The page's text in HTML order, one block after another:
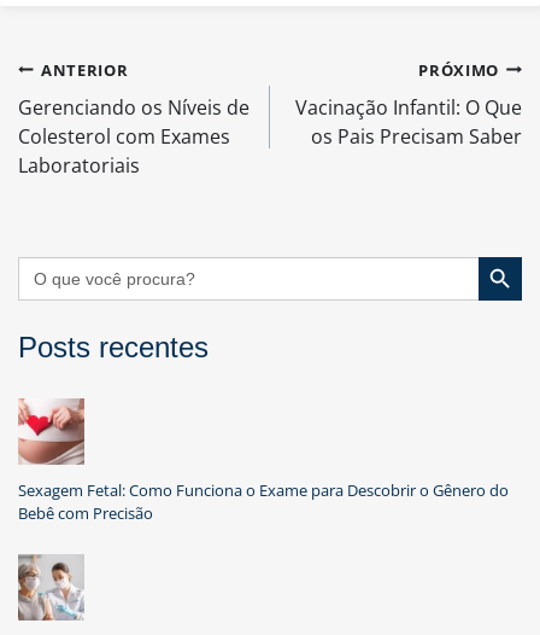
Navegação
de
Post
ANTERIOR
Gerenciando os Níveis de
Colesterol com Exames
Laboratoriais
PRÓXIMO
Vacinação Infantil: O Que
os Pais Precisam Saber
Search
for:
Search Button
Posts recentes
Sexagem Fetal: Como Funciona o Exame para Descobrir o Gênero do
Bebê com Precisão